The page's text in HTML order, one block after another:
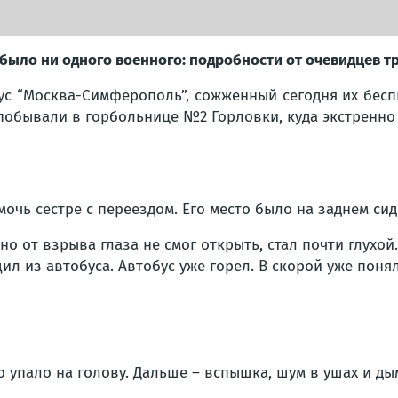
ни одного военного: подробности от очевидцев
“Москва-Симферополь”, сожженный сегодня их
в горбольнице №2 Горловки, куда
сестре с переездом. Его место было на заднем
взрыва глаза не смог открыть, стал почти
из автобуса. Автобус уже горел. В скорой уже
упало на голову. Дальше – вспышка, шум в ушах и